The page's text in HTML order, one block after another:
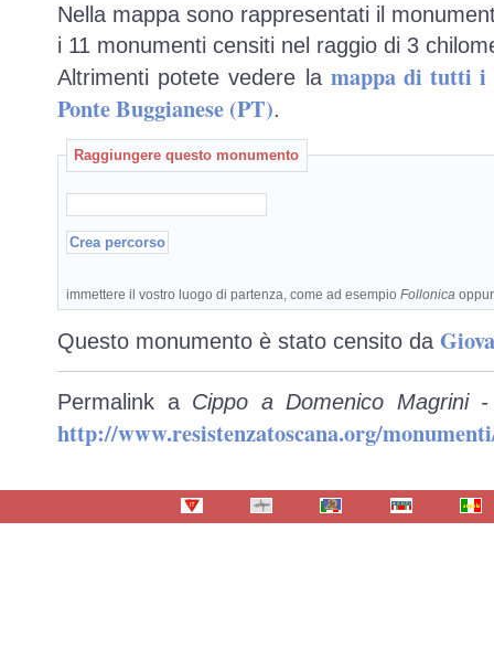
Nella mappa sono rappresentati il
i 11 monumenti censiti nel raggio di 3
Altrimenti potete vedere la mappa di tutti i
Ponte Buggianese (PT).
Raggiungere questo monumento
immettere il vostro luogo di partenza, come ad esempio Follonica
Questo monumento è stato censito da
Permalink a Cippo a Domenico Magrini
http://www.resistenzatoscana.org/